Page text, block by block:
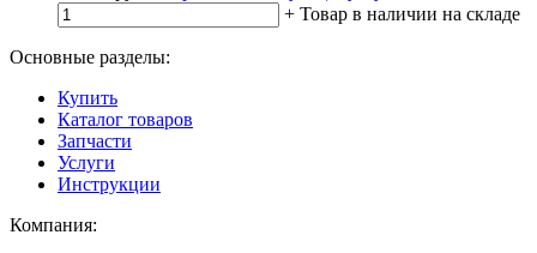
+ Товар в наличии на складе
Основные разделы:
Купить
Каталог товаров
Запчасти
Услуги
Инструкции
Компания: